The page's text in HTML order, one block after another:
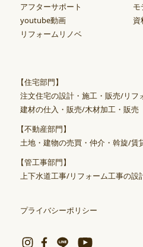
アフターサポート
youtube動画
リフォームリノベ
モ
資
【住宅部門】
注文住宅の設計・施工・販売/リフ
建材の仕入・販売/木材加工・販売
【不動産部門】
土地・建物の売買・仲介・斡旋/賃
【管工事部門】
上下水道工事/リフォーム工事の設
プライバシーポリシー